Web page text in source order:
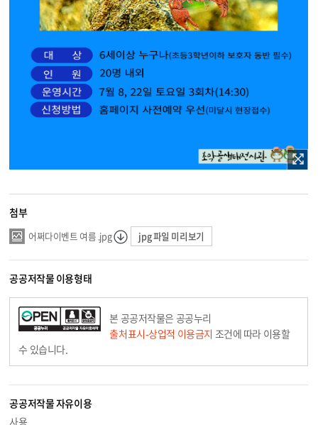
첨부
어쩌다이벤트 여름 .jpg jpg 파일 미리보기
공공저작물 이용형태
본 공공저작물은 공공누리
출처표시-상업적 이용금지 조건에 따라 이용할
수 있습니다.
공공저작물 자유이용
사용